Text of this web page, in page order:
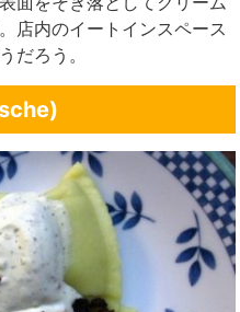
店内のイートインスペース
だろう。